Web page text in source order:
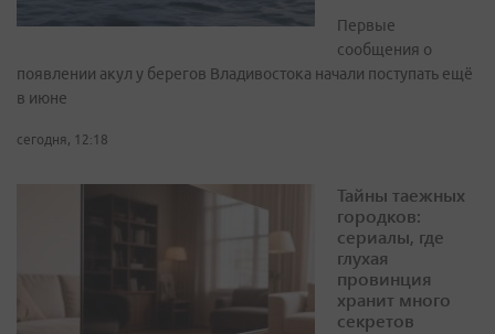
Первые
сообщения о
появлении акул у берегов Владивостока начали поступать ещё
в июне
сегодня, 12:18
Тайны таежных
городков:
сериалы, где
глухая
провинция
хранит много
секретов